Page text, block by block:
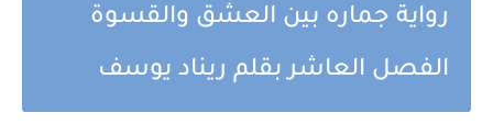
رواية جماره بين العشق والقسوة
الفصل العاشر بقلم ريناد يوسف